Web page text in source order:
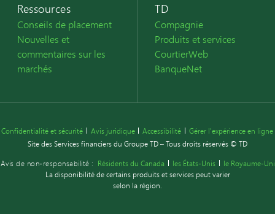
Ressources
Conseils de placement
Nouvelles et
commentaires sur les
marchés
TD
Compagnie
Produits et services
CourtierWeb
BanqueNet
Confidentialité et sécurité Avis juridique Accessibilité
Gérer l'expérience en ligne
Site des Services financiers du Groupe TD – Tous droits réservés © TD
Avis de non-responsabilité : Résidents du Canada les États-Unis
le Royaume-Uni
La disponibilité de certains produits et services peut varier
selon la région.